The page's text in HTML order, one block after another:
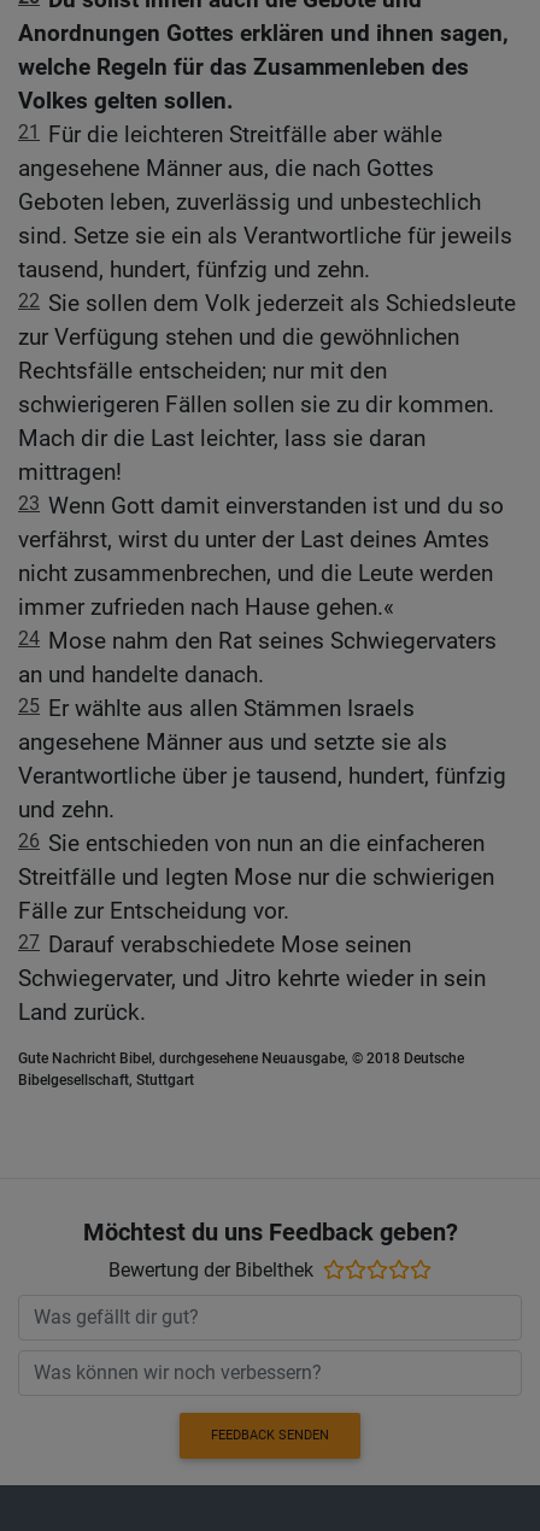
Anordnungen Gottes erklären und ihnen sagen,
welche Regeln für das Zusammenleben des
Volkes gelten sollen.
21
Für die leichteren Streitfälle aber wähle
angesehene Männer aus, die nach Gottes
Geboten leben, zuverlässig und unbestechlich
sind. Setze sie ein als Verantwortliche für jeweils
tausend, hundert, fünfzig und zehn.
22 Sie sollen dem Volk jederzeit als Schiedsleute
zur Verfügung stehen und die gewöhnlichen
Rechtsfälle entscheiden; nur mit den
schwierigeren Fällen sollen sie zu dir kommen.
Mach dir die Last leichter, lass sie daran
mittragen!
23 Wenn Gott damit einverstanden ist und du so
verfährst, wirst du unter der Last deines Amtes
nicht zusammenbrechen, und die Leute werden
immer zufrieden nach Hause gehen.«
24 Mose nahm den Rat seines Schwiegervaters
an und handelte danach.
25 Er wählte aus allen Stämmen Israels
angesehene Männer aus und setzte sie als
Verantwortliche über je tausend, hundert, fünfzig
und zehn.
26 Sie entschieden von nun an die einfacheren
Streitfälle und legten Mose nur die schwierigen
Fälle zur Entscheidung vor.
27 Darauf verabschiedete Mose seinen
Schwiegervater, und Jitro kehrte wieder in sein
Land zurück.
Gute Nachricht Bibel, durchgesehene Neuausgabe, © 2018 Deutsche
Bibelgesellschaft, Stuttgart
Möchtest du uns Feedback geben?
Bewertung der Bibelthek
FEEDBACK SENDEN